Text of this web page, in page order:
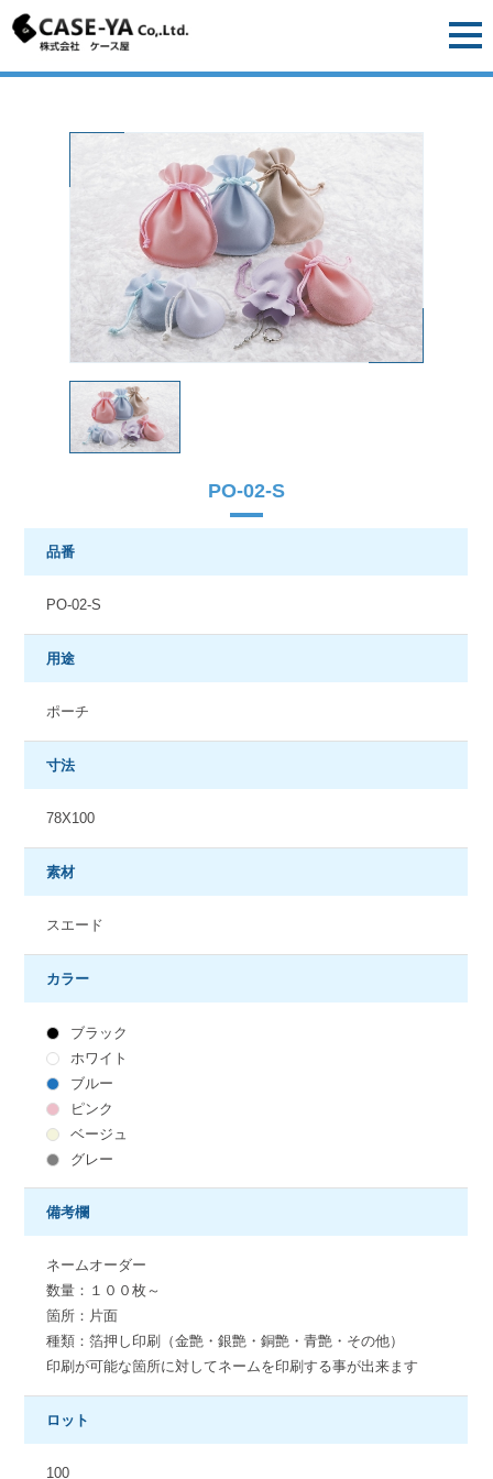
PO-02-S
品番
PO-02-S
用途
ポーチ
寸法
78X100
素材
スエード
カラー
ブラック
ホワイト
ブルー
ピンク
ベージュ
グレー
備考欄
ネームオーダー
数量：１００枚～
箇所：片面
種類：箔押し印刷（金艶・銀艶・銅艶・青艶・その他）
印刷が可能な箇所に対してネームを印刷する事が出来ます
ロット
100